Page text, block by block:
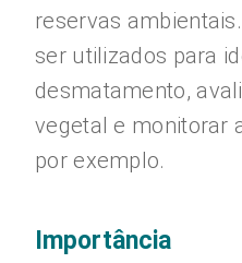
reservas
ser utilizados para
desmatamento,
vegetal e monitorar
por exemplo.
Importância